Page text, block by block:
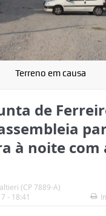
Terreno em causa
de
à noite com
(CP 7889-A)
- 18:41